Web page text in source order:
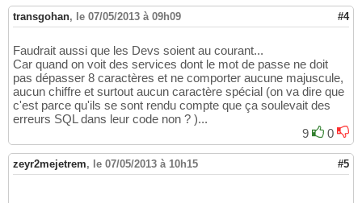
transgohan, le 07/05/2013 à 09h09 #4
Faudrait aussi que les Devs soient au courant...
Car quand on voit des services dont le mot de passe ne doit
pas dépasser 8 caractères et ne comporter aucune majuscule,
aucun chiffre et surtout aucun caractère spécial (on va dire que
c'est parce qu'ils se sont rendu compte que ça soulevait des
erreurs SQL dans leur code non ? )...
9
0
zeyr2mejetrem, le 07/05/2013 à 10h15 #5